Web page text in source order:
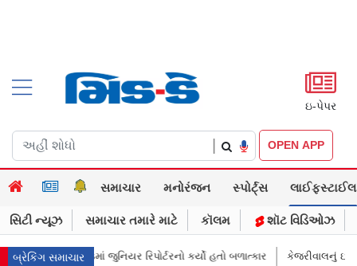
ઇ-પેપર
OPEN APP
સમાચાર મનોરંજન સ્પોર્ટ્સ લાઈફસ્ટાઈલ
સિટી ન્યૂઝ સમાચાર તમારે માટે કૉલમ શૉટ વિડિઓઝ
બ્રેકિંગ સમાચારકર્યો હતો બળાત્કાર કેજરીવાલનું ઇન્સ્ટાગ્રામ એકાઉન્ટ ભારતમાં